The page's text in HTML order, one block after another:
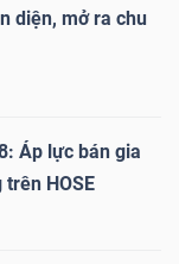
diện, mở ra chu
Áp lực bán gia
HOSE